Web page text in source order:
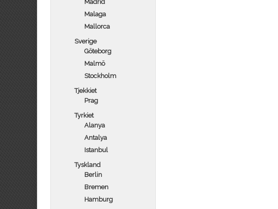
Madrid
Malaga
Mallorca
Sverige
Göteborg
Malmö
Stockholm
Tjekkiet
Prag
Tyrkiet
Alanya
Antalya
Istanbul
Tyskland
Berlin
Bremen
Hamburg